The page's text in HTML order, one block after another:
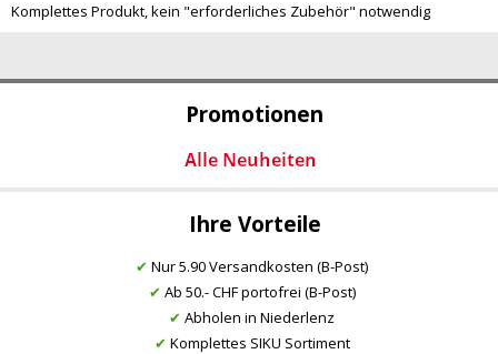
Promotionen
Ihre Vorteile
✔ Nur 5.90 Versandkosten (B-Post)
✔ Ab 50.- CHF portofrei (B-Post)
✔ Abholen in Niederlenz
✔ Komplettes SIKU Sortiment
Komplettes Produkt, kein "erforderliches Zubehör" notwendig